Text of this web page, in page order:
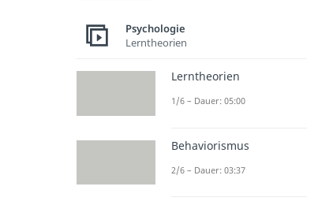
Psychologie
Lerntheorien
Lerntheorien
1/6 – Dauer: 05:00
Behaviorismus
2/6 – Dauer: 03:37